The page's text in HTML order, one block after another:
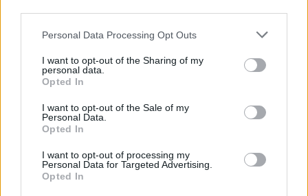
Please note that this website/app uses one or more Google
not limited to your visit or usage behaviour. You may click to
grant or deny consent to Google and its third-party tags to
use your data for below specified purposes in below Google
consent section.
Personal Data Processing Opt Outs
I want to opt-out of the Sharing of my
personal data.
Opted In
I want to opt-out of the Sale of my
Personal Data.
Opted In
I want to opt-out of processing my
Personal Data for Targeted Advertising.
Opted In